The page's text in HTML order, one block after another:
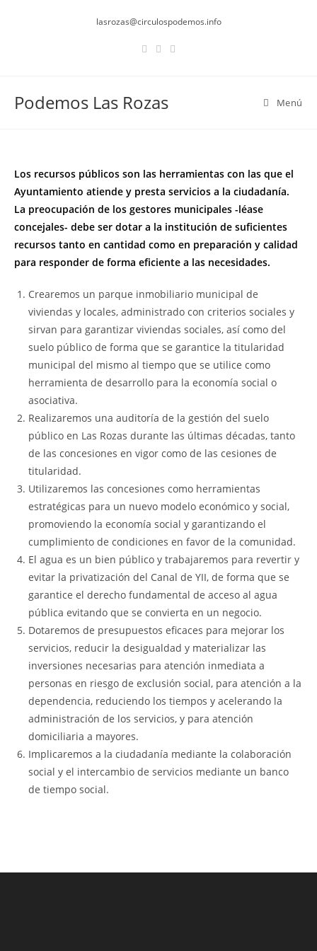
lasrozas@circulospodemos.info
Podemos Las Rozas Menú
Los recursos públicos son las herramientas con las que el
Ayuntamiento atiende y presta servicios a la ciudadanía.
La preocupación de los gestores municipales -léase
concejales- debe ser dotar a la institución de suficientes
recursos tanto en cantidad como en preparación y calidad
para responder de forma eficiente a las necesidades.
Crearemos un parque inmobiliario municipal de
viviendas y locales, administrado con criterios sociales y
sirvan para garantizar viviendas sociales, así como del
suelo público de forma que se garantice la titularidad
municipal del mismo al tiempo que se utilice como
herramienta de desarrollo para la economía social o
asociativa.
Realizaremos una auditoría de la gestión del suelo
público en Las Rozas durante las últimas décadas, tanto
de las concesiones en vigor como de las cesiones de
titularidad.
Utilizaremos las concesiones como herramientas
estratégicas para un nuevo modelo económico y social,
promoviendo la economía social y garantizando el
cumplimiento de condiciones en favor de la comunidad.
El agua es un bien público y trabajaremos para revertir y
evitar la privatización del Canal de YII, de forma que se
garantice el derecho fundamental de acceso al agua
pública evitando que se convierta en un negocio.
Dotaremos de presupuestos eficaces para mejorar los
servicios, reducir la desigualdad y materializar las
inversiones necesarias para atención inmediata a
personas en riesgo de exclusión social, para atención a la
dependencia, reduciendo los tiempos y acelerando la
administración de los servicios, y para atención
domiciliaria a mayores.
Implicaremos a la ciudadanía mediante la colaboración
social y el intercambio de servicios mediante un banco
de tiempo social.